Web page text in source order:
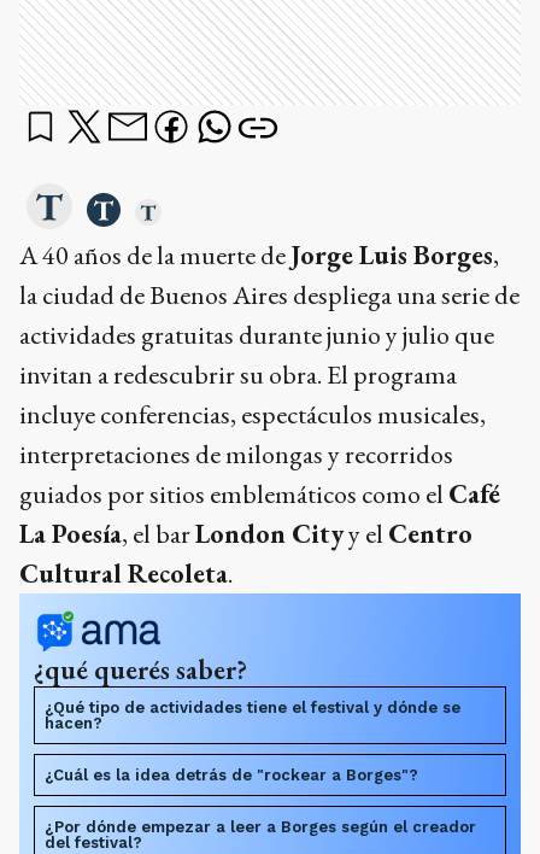
A 40 años de la muerte deJorge Luis Borges,
la ciudad de Buenos Aires despliega una serie de
actividades gratuitas durante junio y julio que
invitan a redescubrir su obra. El programa
incluye conferencias, espectáculos musicales,
interpretaciones de milongas y recorridos
guiados por sitios emblemáticos como el Café
La Poesía, el barLondon Cityy el Centro
Cultural Recoleta.
¿qué querés saber?
¿Qué tipo de actividades tiene el festival y dónde se
hacen?
¿Cuál es la idea detrás de "rockear a Borges"?
¿Por dónde empezar a leer a Borges según el creador
del festival?